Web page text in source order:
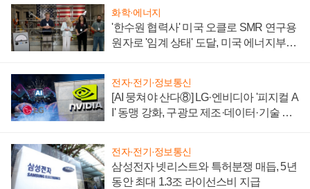
화학·에너지
'한수원 협력사' 미국 오클로 SMR 연구용
원자로 '임계 상태' 도달, 미국 에너지부
전자·전기·정보통신
[AI 뭉쳐야 산다⑧] LG·엔비디아 '피지컬 A
I' 동맹 강화, 구광모 제조·데이터·기술 결
전자·전기·정보통신
삼성전자 넷리스트와 특허분쟁 매듭, 5년
동안 최대 1.3조 라이선스비 지급